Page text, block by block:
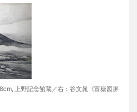
上野記念館蔵／右：谷文晁《富嶽図屏